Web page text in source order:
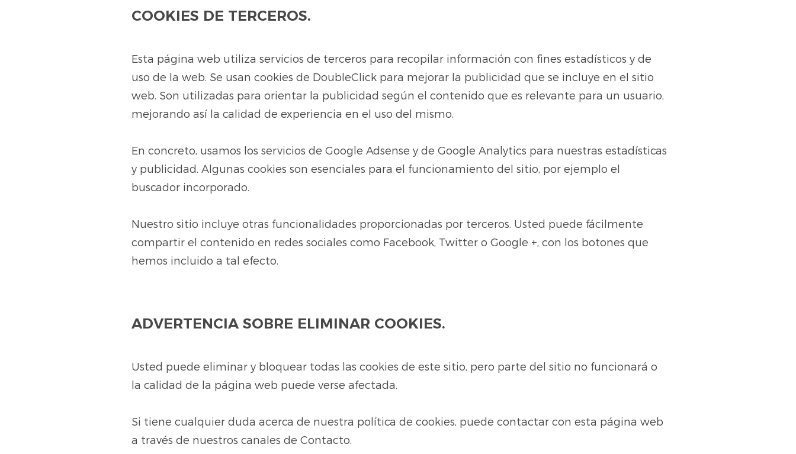
COOKIES DE TERCEROS.
Esta página web utiliza servicios de terceros para recopilar información con fines estadísticos y de
uso de la web. Se usan cookies de DoubleClick para mejorar la publicidad que se incluye en el sitio
web. Son utilizadas para orientar la publicidad según el contenido que es relevante para un usuario,
mejorando así la calidad de experiencia en el uso del mismo.
En concreto, usamos los servicios de Google Adsense y de Google Analytics para nuestras estadísticas
y publicidad. Algunas cookies son esenciales para el funcionamiento del sitio, por ejemplo el
buscador incorporado.
Nuestro sitio incluye otras funcionalidades proporcionadas por terceros. Usted puede fácilmente
compartir el contenido en redes sociales como Facebook, Twitter o Google +, con los botones que
hemos incluido a tal efecto.
ADVERTENCIA SOBRE ELIMINAR COOKIES.
Usted puede eliminar y bloquear todas las cookies de este sitio, pero parte del sitio no funcionará o
la calidad de la página web puede verse afectada.
Si tiene cualquier duda acerca de nuestra política de cookies, puede contactar con esta página web
a través de nuestros canales de Contacto.